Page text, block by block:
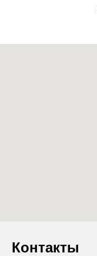
Контакты